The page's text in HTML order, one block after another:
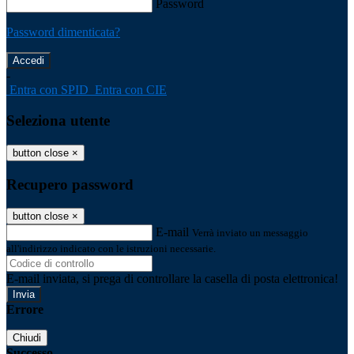
Password
Password dimenticata?
-
Entra con SPID Entra con CIE
Seleziona utente
button close ×
Recupero password
button close ×
E-mail Verrà inviato un messaggio
all'indirizzo indicato con le istruzioni necessarie.
E-mail inviata, si prega di controllare la casella di posta elettronica!
Errore
Chiudi